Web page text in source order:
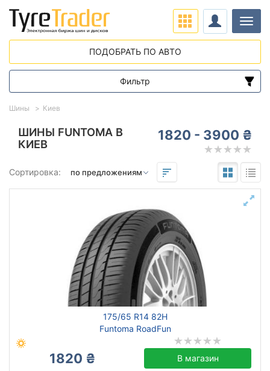
ШИНЫ FUNTOMA В
КИЕВ
1820 - 3900 ₴
Сортировка:
175/65 R14 82H
Funtoma RoadFun
1820 ₴ В магазин
Шины Киев
ПОДОБРАТЬ ПО АВТО
Фильтр
Диапазон цен
от
Тип транспортного средства
Усиленная шина